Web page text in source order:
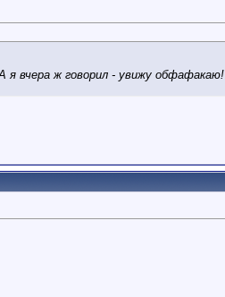
я вчера ж говорил - увижу обфафакаю!